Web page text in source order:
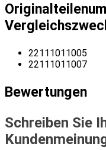
22111011005
22111011007
Bewertungen
Schreiben Sie